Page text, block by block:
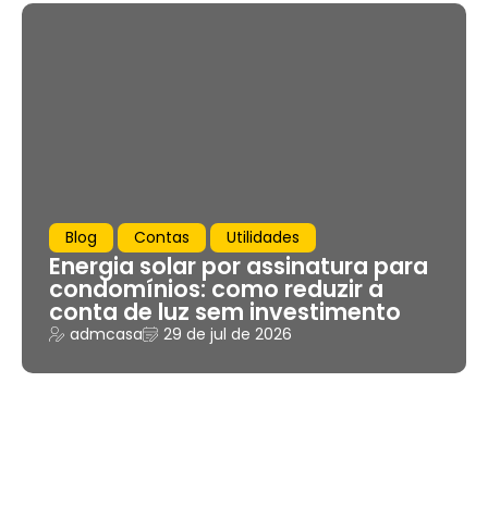
Blog Contas Utilidades
Energia solar por assinatura para
condomínios: como reduzir a
conta de luz sem investimento
admcasa 29 de jul de 2026